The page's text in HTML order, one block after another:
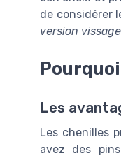
de considérer
version vissage
Les
Les chenilles
avez des